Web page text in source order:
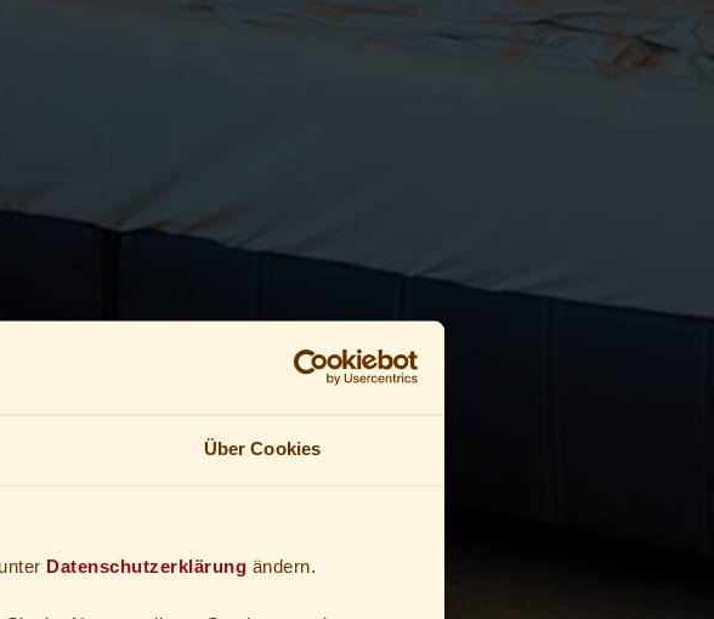
Über Cookies
Datenschutzerklärung ändern.